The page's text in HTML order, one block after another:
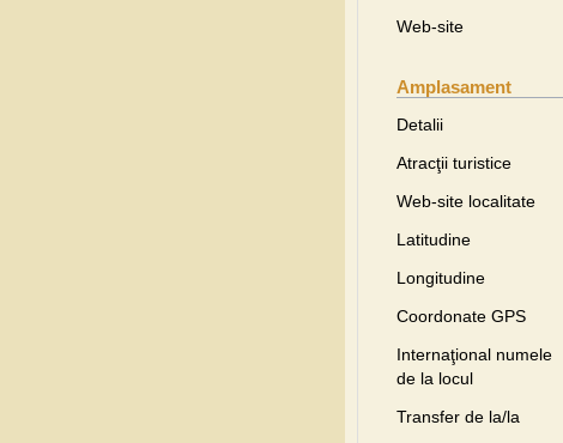
Web-site
Amplasament
Detalii
Atracţii turistice
Web-site localitate
Latitudine
Longitudine
Coordonate GPS
Internaţional numele
de la locul
Transfer de la/la